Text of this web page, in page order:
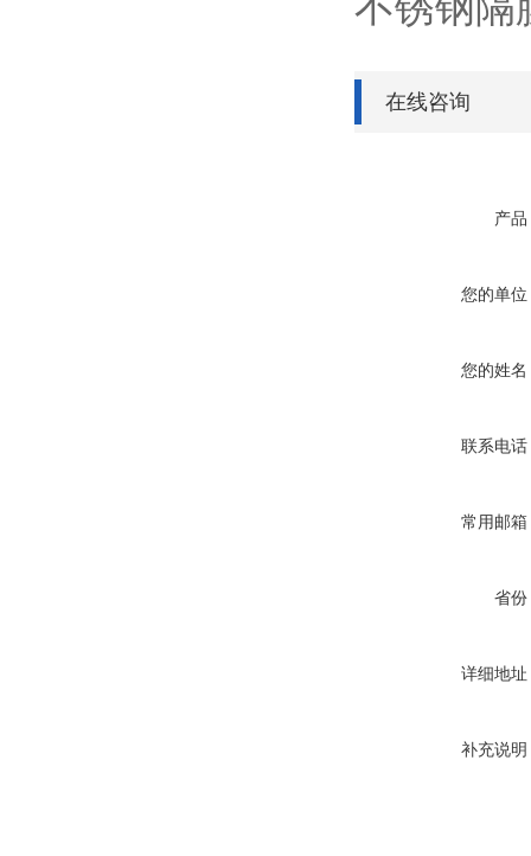
在线咨询
产品
您的单位
您的姓名
联系电话
常用邮箱
省份
详细地址
补充说明